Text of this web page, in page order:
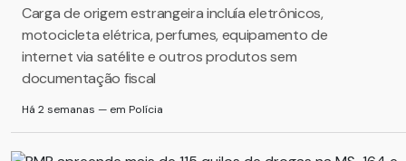
Carga de origem estrangeira incluía eletrônicos,
motocicleta elétrica, perfumes, equipamento de
internet via satélite e outros produtos sem
documentação fiscal
Há 2 semanas — em Polícia